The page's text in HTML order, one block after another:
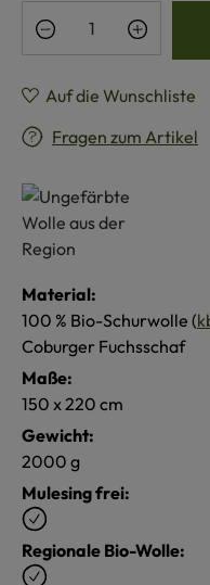
Produkt Anzahl:
Auf die Wunschliste
Fragen zum Artikel
Material:
100 % Bio-Schurwolle (
Coburger Fuchsschaf
Maße:
150 x 220 cm
Gewicht:
2000 g
Mulesing frei:
Regionale Bio-Wolle: